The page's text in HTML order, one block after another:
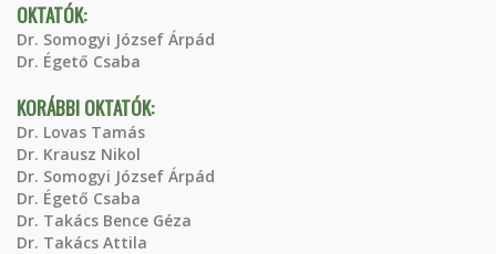
OKTATÓK:
Dr. Somogyi József Árpád
Dr. Égető Csaba
KORÁBBI OKTATÓK:
Dr. Lovas Tamás
Dr. Krausz Nikol
Dr. Somogyi József Árpád
Dr. Égető Csaba
Dr. Takács Bence Géza
Dr. Takács Attila